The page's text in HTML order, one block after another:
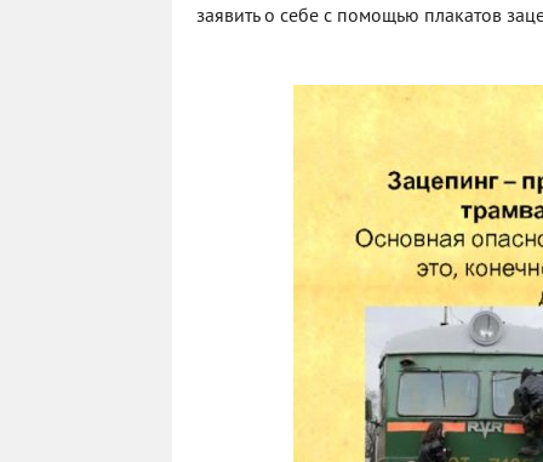
заявить о себе с помощью плакатов